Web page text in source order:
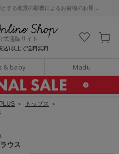
地震の影響によるお荷物のお届けについて
込)以上で送料無料
& baby Madu
＞ トップス ＞
ウス